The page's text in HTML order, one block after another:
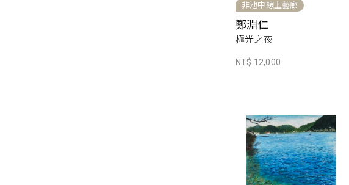
非池中線上藝廊
鄭淵仁
極光之夜
NT$ 12,000